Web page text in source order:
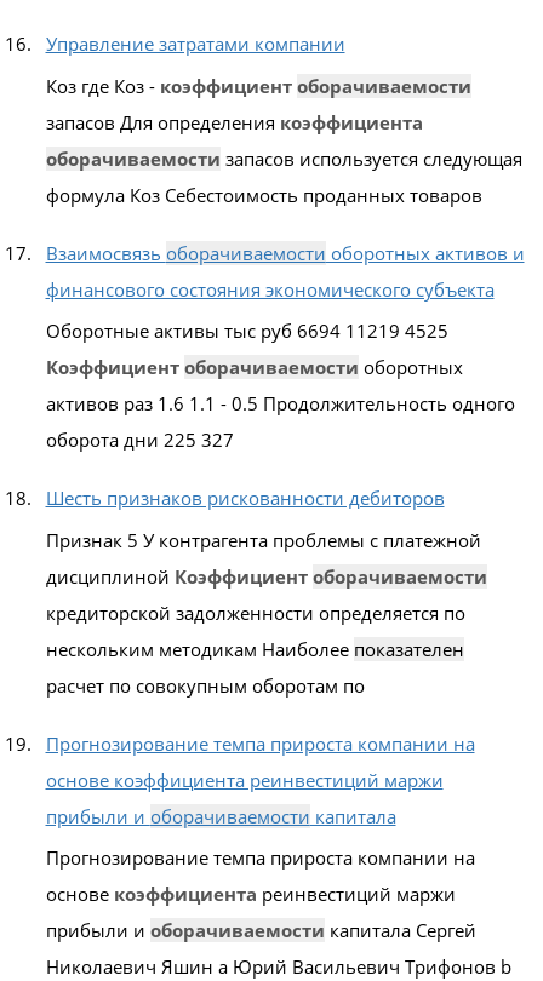
Управление затратами компании
Коз где Коз - коэффициент оборачиваемости
запасов Для определения коэффициента
оборачиваемости запасов используется следующая
формула Коз Себестоимость проданных товаров
Взаимосвязь оборачиваемости оборотных активов и
финансового состояния экономического субъекта
Оборотные активы тыс руб 6694 11219 4525
Коэффициент оборачиваемости оборотных
активов раз 1.6 1.1 - 0.5 Продолжительность одного
оборота дни 225 327
Шесть признаков рискованности дебиторов
Признак 5 У контрагента проблемы с платежной
дисциплиной Коэффициент оборачиваемости
кредиторской задолженности определяется по
нескольким методикам Наиболее показателен
расчет по совокупным оборотам по
Прогнозирование темпа прироста компании на
основе коэффициента реинвестиций маржи
прибыли и оборачиваемости капитала
Прогнозирование темпа прироста компании на
основе коэффициента реинвестиций маржи
прибыли и оборачиваемости капитала Сергей
Николаевич Яшин a Юрий Васильевич Трифонов b